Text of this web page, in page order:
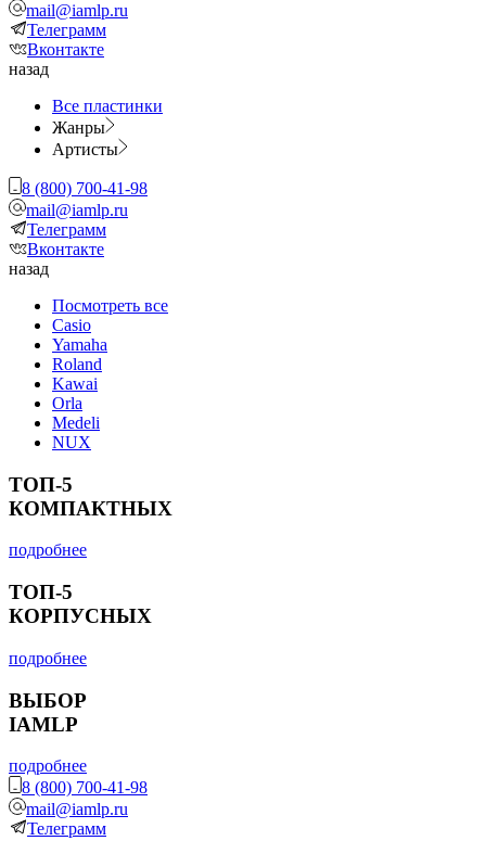
mail@iamlp.ru
Телеграмм
Вконтакте
назад
Все пластинки
Жанры
Артисты
8 (800) 700-41-98
mail@iamlp.ru
Телеграмм
Вконтакте
назад
Посмотреть все
Casio
Yamaha
Roland
Kawai
Orla
Medeli
NUX
ТОП-5
КОМПАКТНЫХ
подробнее
ТОП-5
КОРПУСНЫХ
подробнее
ВЫБОР
IAMLP
подробнее
8 (800) 700-41-98
mail@iamlp.ru
Телеграмм